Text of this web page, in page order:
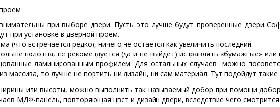
при выборе двери. Пусть это лучше будут проверенные двери
при установке в дверной проем.
(что встречается редко), ничего не остается как увеличить последний.
полотна, не рекомендуется (да и не выйдет) исправлять «бумажные»
ламинированным профилем. Для остальных случаев можно
массива, то лучше не портить ни дизайн, ни сам материал. Тут подойдут такие
или высоты, можно выполнить так называемый добор при помощи
МДФ-панель, повторяющая цвет и дизайн двери, вследствие чего